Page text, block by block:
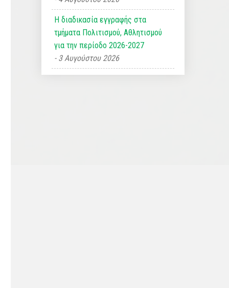
Η διαδικασία εγγραφής στα
τμήματα Πολιτισμού, Αθλητισμού
για την περίοδο 2026-2027
3 Αυγούστου 2026